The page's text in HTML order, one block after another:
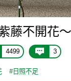
藤不開花
4499 3
#日照不足